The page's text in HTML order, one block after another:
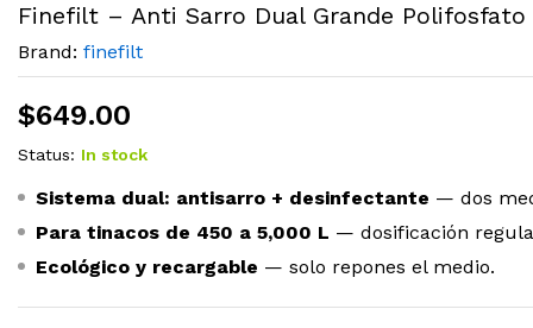
Finefilt – Anti Sarro Dual Grande
Brand: finefilt
$649.00
Status: In stock
Sistema dual: antisarro + desinfectante — dos
Para tinacos de 450 a 5,000 L — dosificación
Ecológico y recargable — solo repones el medio.